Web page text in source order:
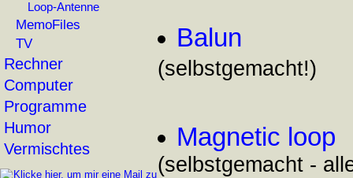
Loop-Antenne
MemoFiles
TV
Rechner
Computer
Programme
Humor
Vermischtes
Balun
(selbstgemacht!)
Magnetic loop
(selbstgemacht -